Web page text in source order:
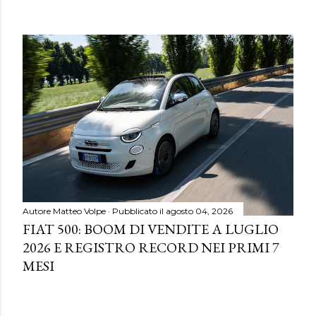
Autore Matteo Volpe Pubblicato il agosto 04, 2026
FIAT 500: BOOM DI VENDITE A LUGLIO
2026 E REGISTRO RECORD NEI PRIMI 7
MESI